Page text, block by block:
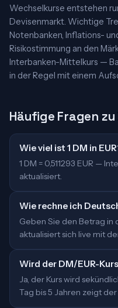
Wechselkurse entstehen
Devisenmarkt. Wichtige
Notenbanken, Inflations-
Risikostimmung an den
Interbanken-Mittelkurs —
in der Regel mit einem
Häufige Fragen zu
Wie viel ist 1 DM in
1 DM = 0,511293 EUR —
aktualisiert.
Wie rechne ich
Geben Sie den Betrag in
aktualisiert sich live mit
Wird der DM/EUR-
Ja, der Kurs wird
Tag bis 5 Jahren zeigt der